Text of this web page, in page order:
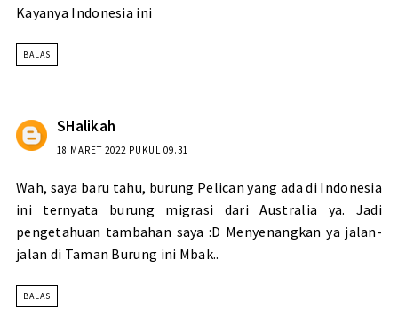
Kayanya Indonesia ini
BALAS
SHalikah
18 MARET 2022 PUKUL 09.31
Wah, saya baru tahu, burung Pelican yang ada di Indonesia
ini ternyata burung migrasi dari Australia ya. Jadi
pengetahuan tambahan saya :D Menyenangkan ya jalan-
jalan di Taman Burung ini Mbak..
BALAS